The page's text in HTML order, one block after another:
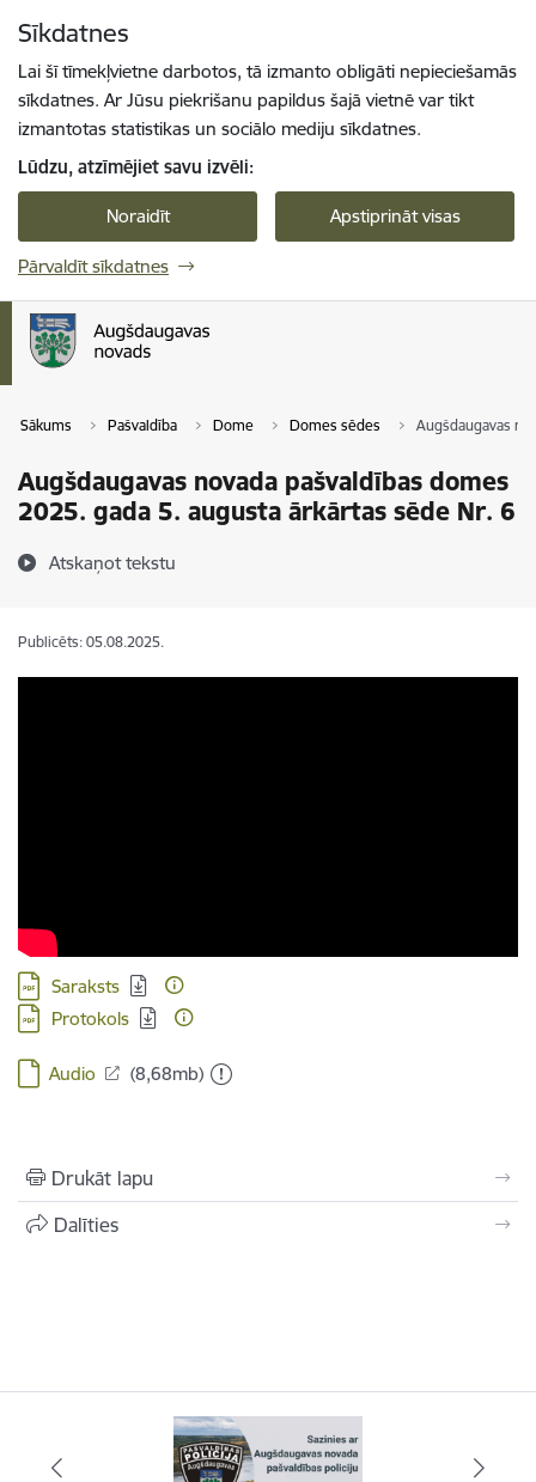
Sīkdatnes
Lai šī tīmekļvietne darbotos, tā izmanto obligāti nepieciešamās
sīkdatnes. Ar Jūsu piekrišanu papildus šajā vietnē var tikt
izmantotas statistikas un sociālo mediju sīkdatnes.
Lūdzu, atzīmējiet savu izvēli:
Noraidīt Apstiprināt visas
Pārvaldīt sīkdatnes
Sākums Pašvaldība Dome Domes sēdes Augšdaugavas
Augšdaugavas novada pašvaldības domes
2025. gada 5. augusta ārkārtas sēde Nr. 6
Atskaņot tekstu
Publicēts: 05.08.2025.
Lejupielādēt:
Saraksts
Lejupielādēt:
Protokols
Audio (8,68mb)
Drukāt lapu
Dalīties